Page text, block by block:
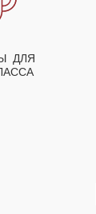
ДЛЯ